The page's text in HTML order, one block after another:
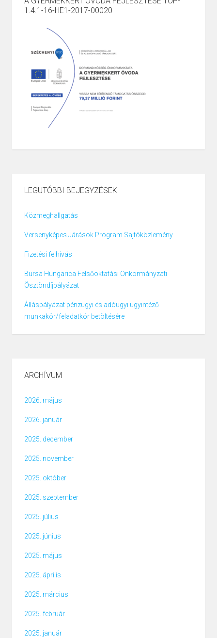
1.4.1-16-HE1-2017-00020
LEGUTÓBBI BEJEGYZÉSEK
Közmeghallgatás
Versenyképes Járások Program Sajtóközlemény
Fizetési felhívás
Bursa Hungarica Felsőoktatási Önkormányzati
Ösztöndíjpályázat
Álláspályázat pénzügyi és adóügyi ügyintéző
munkakör/feladatkör betöltésére
ARCHÍVUM
2026. május
2026. január
2025. december
2025. november
2025. október
2025. szeptember
2025. július
2025. június
2025. május
2025. április
2025. március
2025. február
2025. január